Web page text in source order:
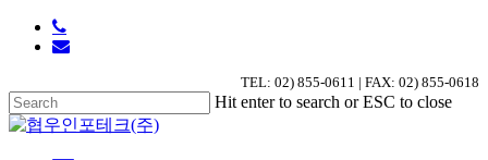
Skip
phone
email
TEL: 02) 855-0611 | FAX: 02) 855-0618
Hit enter to search or ESC to close
Close